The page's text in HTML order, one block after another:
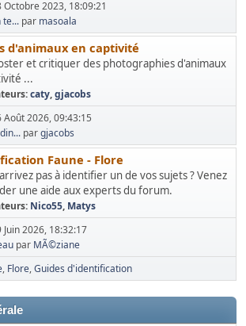
Octobre 2023, 18:09:21
te... par masoala
d'animaux en captivité
et critiquer des photographies d'animaux
...
caty,gjacobs
Août 2026, 09:43:15
pargjacobs
Faune - Flore
pas à identifier un de vos sujets ? Venez
une aide aux experts du forum.
Nico55, Matys
Juin 2026, 18:32:17
par MÃ©ziane
Flore Guides d'identification